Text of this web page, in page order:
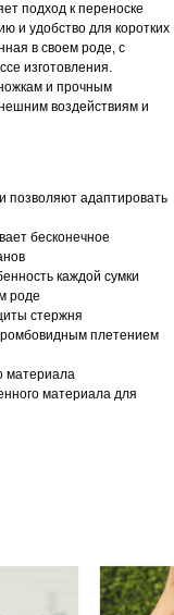
подход к переноске
и удобство для коротких
в своем роде, с
изготовления.
и прочным
воздействиям и
позволяют адаптировать
бесконечное
каждой сумки
роде
стержня
плетением
материала
материала для